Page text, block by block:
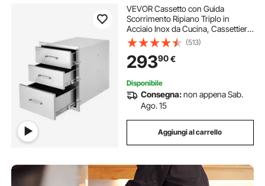
VEVOR Cassetto con Guida
Scorrimento Ripiano Triplo in
Acciaio Inox da Cucina, Cassettiera
per Isola di Cucina BBQ Cucina
Esterna Cassetto Triplo con Guide
Scorrimento in Acciaio Inox Altezza
59cm
(513)
29390€
Disponibile
Consegna:non appena Sab.
Ago. 15
Aggiungi al carrello